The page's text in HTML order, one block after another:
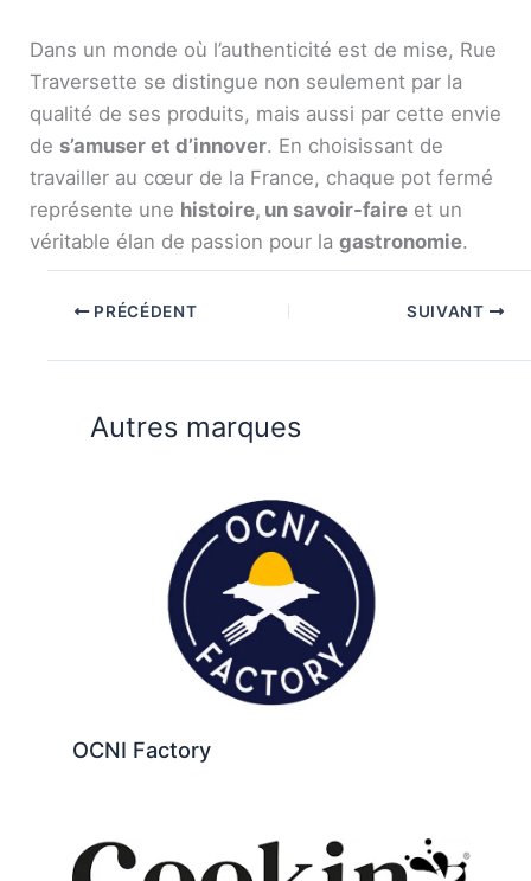
Dans un monde où l’authenticité est de mise, Rue
Traversette se distingue non seulement par la
qualité de ses produits, mais aussi par cette envie
de s’amuser et d’innover. En choisissant de
travailler au cœur de la France, chaque pot fermé
représente une histoire, un savoir-faire et un
véritable élan de passion pour la gastronomie.
PRÉCÉDENT SUIVANT
Autres marques
OCNI Factory